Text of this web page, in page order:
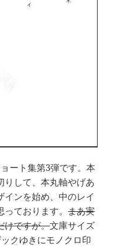
ート集第3弾です。本
りして、本丸軸やげあ
インを始め、中のレイ
っております。まあ実
けですが。文庫サイズ
クゆきにモノクロ印